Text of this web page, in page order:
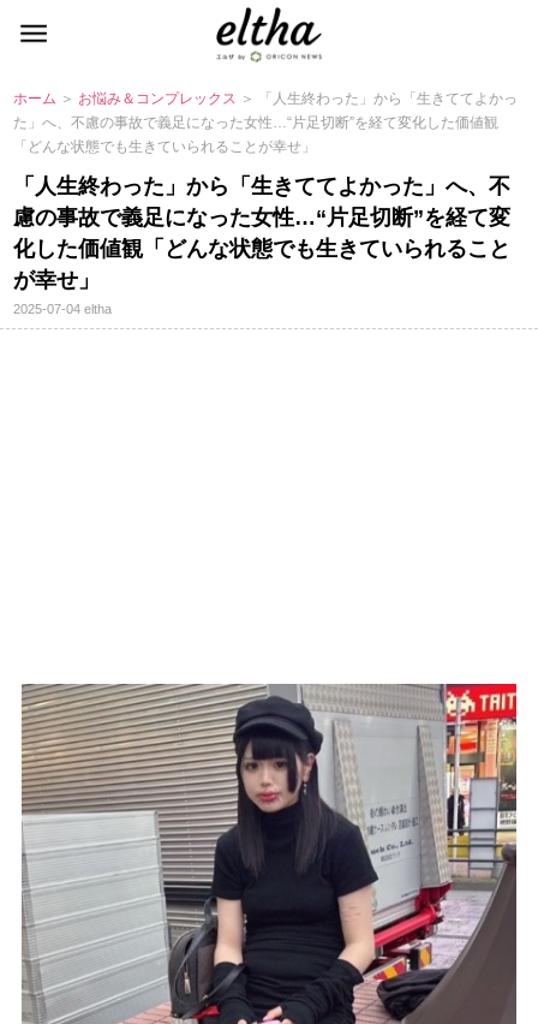
ホーム ＞ お悩み＆コンプレックス ＞ 「人生終わった」から「生きててよかっ
た」へ、不慮の事故で義足になった女性…“片足切断”を経て変化した価値観
「どんな状態でも生きていられることが幸せ」
「人生終わった」から「生きててよかった」へ、不
慮の事故で義足になった女性…“片足切断”を経て変
化した価値観「どんな状態でも生きていられること
が幸せ」
2025-07-04eltha